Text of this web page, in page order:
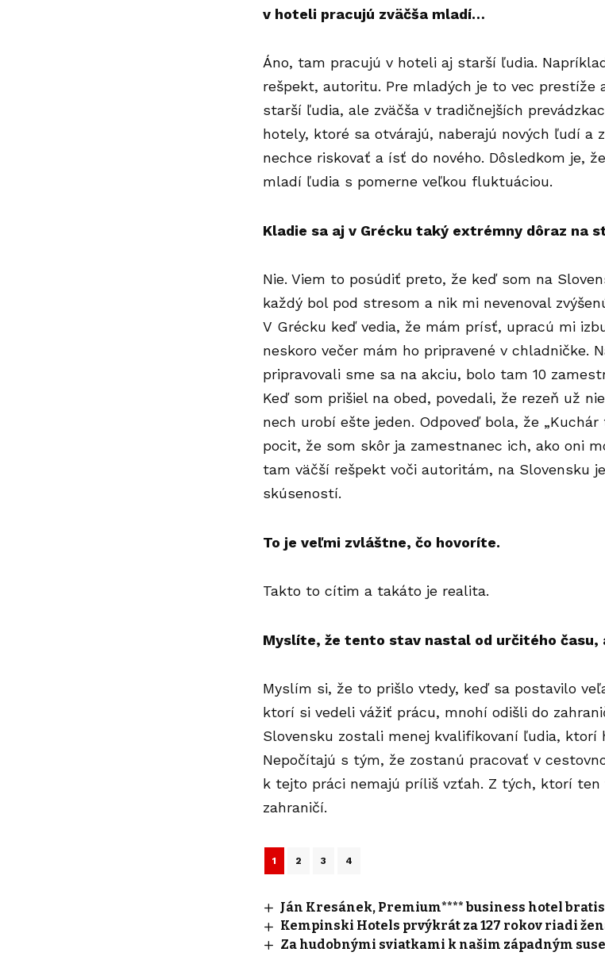
v hoteli pracujú zväčša mladí…
Áno, tam pracujú v hoteli aj starší ľudia.
rešpekt, autoritu. Pre mladých je to vec prestíže
starší ľudia, ale zväčša v tradičnejších
hotely, ktoré sa otvárajú, naberajú nových ľudí a
nechce riskovať a ísť do nového. Dôsledkom je,
mladí ľudia s pomerne veľkou fluktuáciou.
Kladie sa aj v Grécku taký extrémny dôraz na
Nie. Viem to posúdiť preto, že keď som na
každý bol pod stresom a nik mi nevenoval
V Grécku keď vedia, že mám prísť, upracú mi
neskoro večer mám ho pripravené v chladničke.
pripravovali sme sa na akciu, bolo tam 10
Keď som prišiel na obed, povedali, že rezeň už
nech urobí ešte jeden. Odpoveď bola, že
pocit, že som skôr ja zamestnanec ich, ako oni
tam väčší rešpekt voči autoritám, na Slovensku
skúseností.
To je veľmi zvláštne, čo hovoríte.
Takto to cítim a takáto je realita.
Myslíte, že tento stav nastal od určitého času,
Myslím si, že to prišlo vtedy, keď sa postavilo
ktorí si vedeli vážiť prácu, mnohí odišli do
Slovensku zostali menej kvalifikovaní ľudia,
Nepočítajú s tým, že zostanú pracovať v
k tejto práci nemajú príliš vzťah. Z tých, ktorí
zahraničí.
1 2 3 4
Ján Kresánek, Premium**** business hotel
Kempinski Hotels prvýkrát za 127 rokov riadi
Za hudobnými sviatkami k našim západným